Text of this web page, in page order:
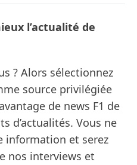
l’actualité de
? Alors sélectionnez
source privilégiée
de news F1 de
d’actualités. Vous ne
information et serez
nos interviews et